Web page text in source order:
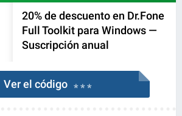
20% de descuento en Dr.Fone
Full Toolkit para Windows —
Suscripción anual
Ver el código * * *